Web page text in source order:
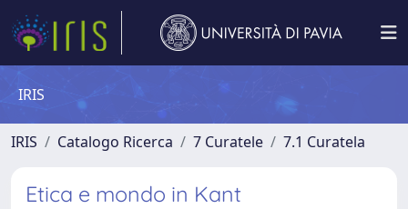
IRIS
IRIS Catalogo Ricerca 7 Curatele 7.1 Curatela
Etica e mondo in Kant